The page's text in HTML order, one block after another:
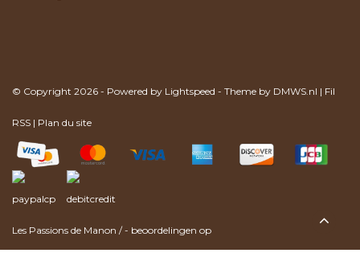
© Copyright 2026 - Powered by Lightspeed - Theme by DMWS.nl | Fil
RSS | Plan du site
Les Passions de Manon /- beoordelingen op